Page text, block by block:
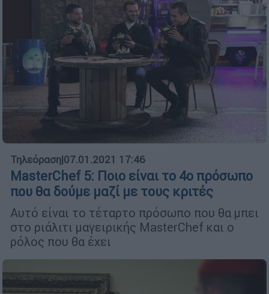
Τηλεόραση|07.01.2021 17:46
MasterChef 5: Ποιο είναι το 4ο πρόσωπο
που θα δούμε μαζί με τους κριτές
Αυτό είναι το τέταρτο πρόσωπο που θα μπει
στο ριάλιτι μαγειρικής MasterChef και ο
ρόλος που θα έχει